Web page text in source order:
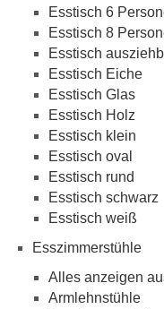
Esstisch 6
Esstisch 8
Esstisch
Esstisch Eiche
Esstisch Glas
Esstisch Holz
Esstisch klein
Esstisch oval
Esstisch rund
Esstisch schwarz
Esstisch weiß
Esszimmerstühle
Alles anzeigen
Armlehnstühle